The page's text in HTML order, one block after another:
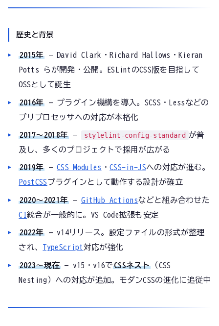
歴史と背景
2015年 — David Clark・Richard Hallows・Kieran
Potts らが開発・公開。ESLintのCSS版を目指して
OSSとして誕生
2016年 — プラグイン機構を導入。SCSS・Lessなどの
プリプロセッサへの対応が本格化
2017〜2018年— stylelint-config-standard が普
及し、多くのプロジェクトで採用が広がる
2019年 —CSS Modules ・CSS-in-JSへの対応が進む。
PostCSSプラグインとして動作する設計が確立
2020〜2021年— GitHub Actionsなどと組み合わせた
CI統合が一般的に。VS Code拡張も安定
2022年 — v14リリース。設定ファイルの形式が整理
され、 TypeScript対応が強化
2023〜現在— v15・v16でCSSネスト （CSS
Nesting）への対応が追加。モダンCSSの進化に追従中